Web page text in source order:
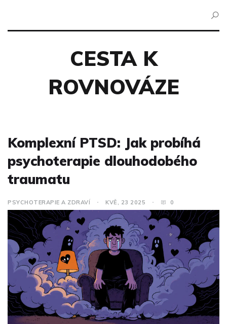
CESTA K
ROVNOVÁZE
Komplexní PTSD: Jak probíhá
psychoterapie dlouhodobého
traumatu
PSYCHOTERAPIE A ZDRAVÍ KVĚ, 23 2025 0